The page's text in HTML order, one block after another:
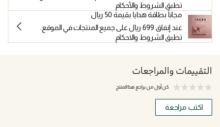
تطبق الشروط والأحكام
مجاناً بطاقة هدايا بقيمة 50 ريال
عند إنفاق 699 ريال على جميع المنتجات في الموقع.
تطبق الشروط والاحكام
التقييمات والمراجعات
كن أول من يراجع هذا المنتج
اكتب مراجعة